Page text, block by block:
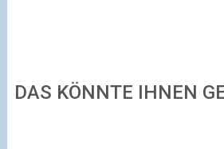
DAS KÖNNTE IHNEN